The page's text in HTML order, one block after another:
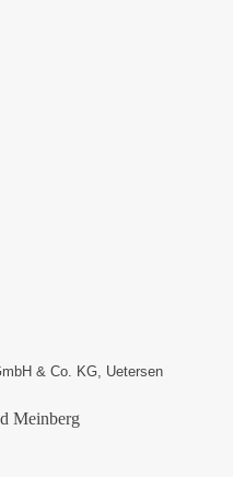
& Co. KG, Uetersen
Meinberg